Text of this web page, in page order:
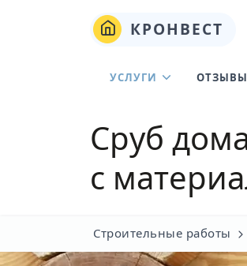
КРОНВЕСТ
УСЛУГИ ОТЗЫВЫ
Сруб
с
Строительные работы